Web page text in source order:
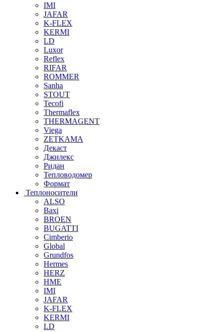
IMI
JAFAR
K-FLEX
KERMI
LD
Luxor
Reflex
RIFAR
ROMMER
Sanha
STOUT
Tecofi
Thermaflex
THERMAGENT
Viega
ZETKAMA
Декаст
Джилекс
Ридан
Тепловодомер
Формат
Теплоносители
ALSO
Baxi
BROEN
BUGATTI
Cimberio
Global
Grundfos
Hermes
HERZ
HME
IMI
JAFAR
K-FLEX
KERMI
LD